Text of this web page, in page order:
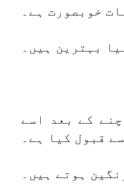
خوبصورت ہے۔
بہترین ہیں۔
کے بعد اسے
قبول کیا ہے۔
ہوتے ہیں۔